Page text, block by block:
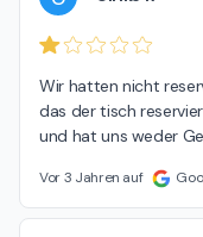
Wir hatten nicht
das der tisch
und hat uns weder
Vor 3 Jahren auf